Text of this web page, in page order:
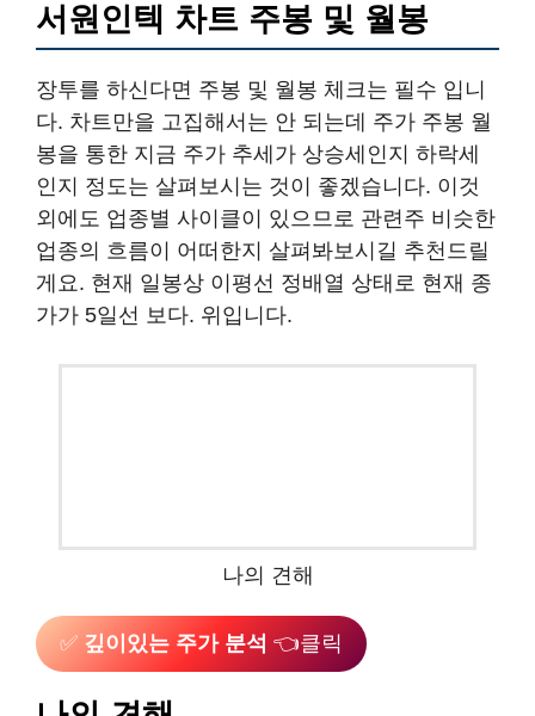
서원인텍 차트 주봉 및 월봉
장투를 하신다면 주봉 및 월봉 체크는 필수 입니
다. 차트만을 고집해서는 안 되는데 주가 주봉 월
봉을 통한 지금 주가 추세가 상승세인지 하락세
인지 정도는 살펴보시는 것이 좋겠습니다. 이것
외에도 업종별 사이클이 있으므로 관련주 비슷한
업종의 흐름이 어떠한지 살펴봐보시길 추천드릴
게요. 현재 일봉상 이평선 정배열 상태로 현재 종
가가 5일선 보다. 위입니다.
나의 견해
✅ 깊이있는 주가 분석 👈클릭